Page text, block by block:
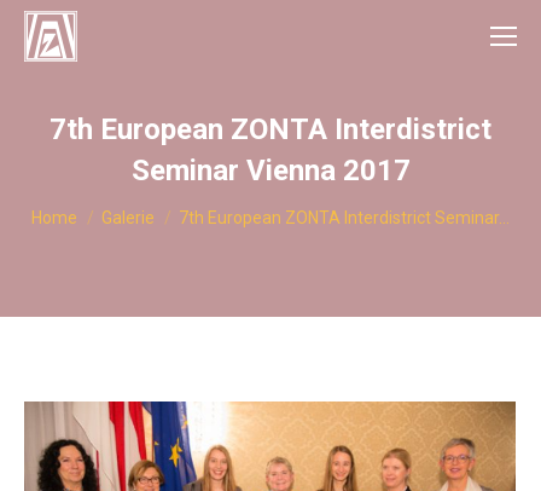
7th European ZONTA Interdistrict
Seminar Vienna 2017
You are here:
Home Galerie 7th European ZONTA Interdistrict Seminar…